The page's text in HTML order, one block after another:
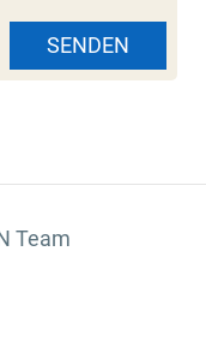
SENDEN